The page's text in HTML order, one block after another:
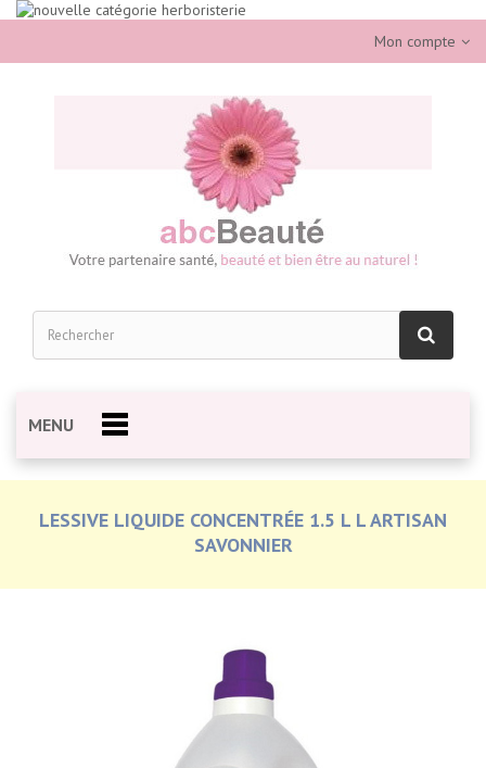
Mon compte
MENU
LESSIVE LIQUIDE CONCENTRÉE 1.5 L L ARTISAN
SAVONNIER